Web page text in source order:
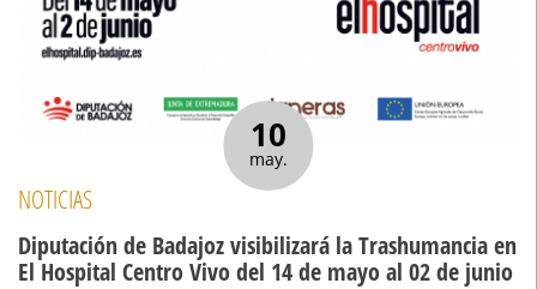
10
may.
NOTICIAS
Diputación de Badajoz visibilizará la Trashumancia en
El Hospital Centro Vivo del 14 de mayo al 02 de junio